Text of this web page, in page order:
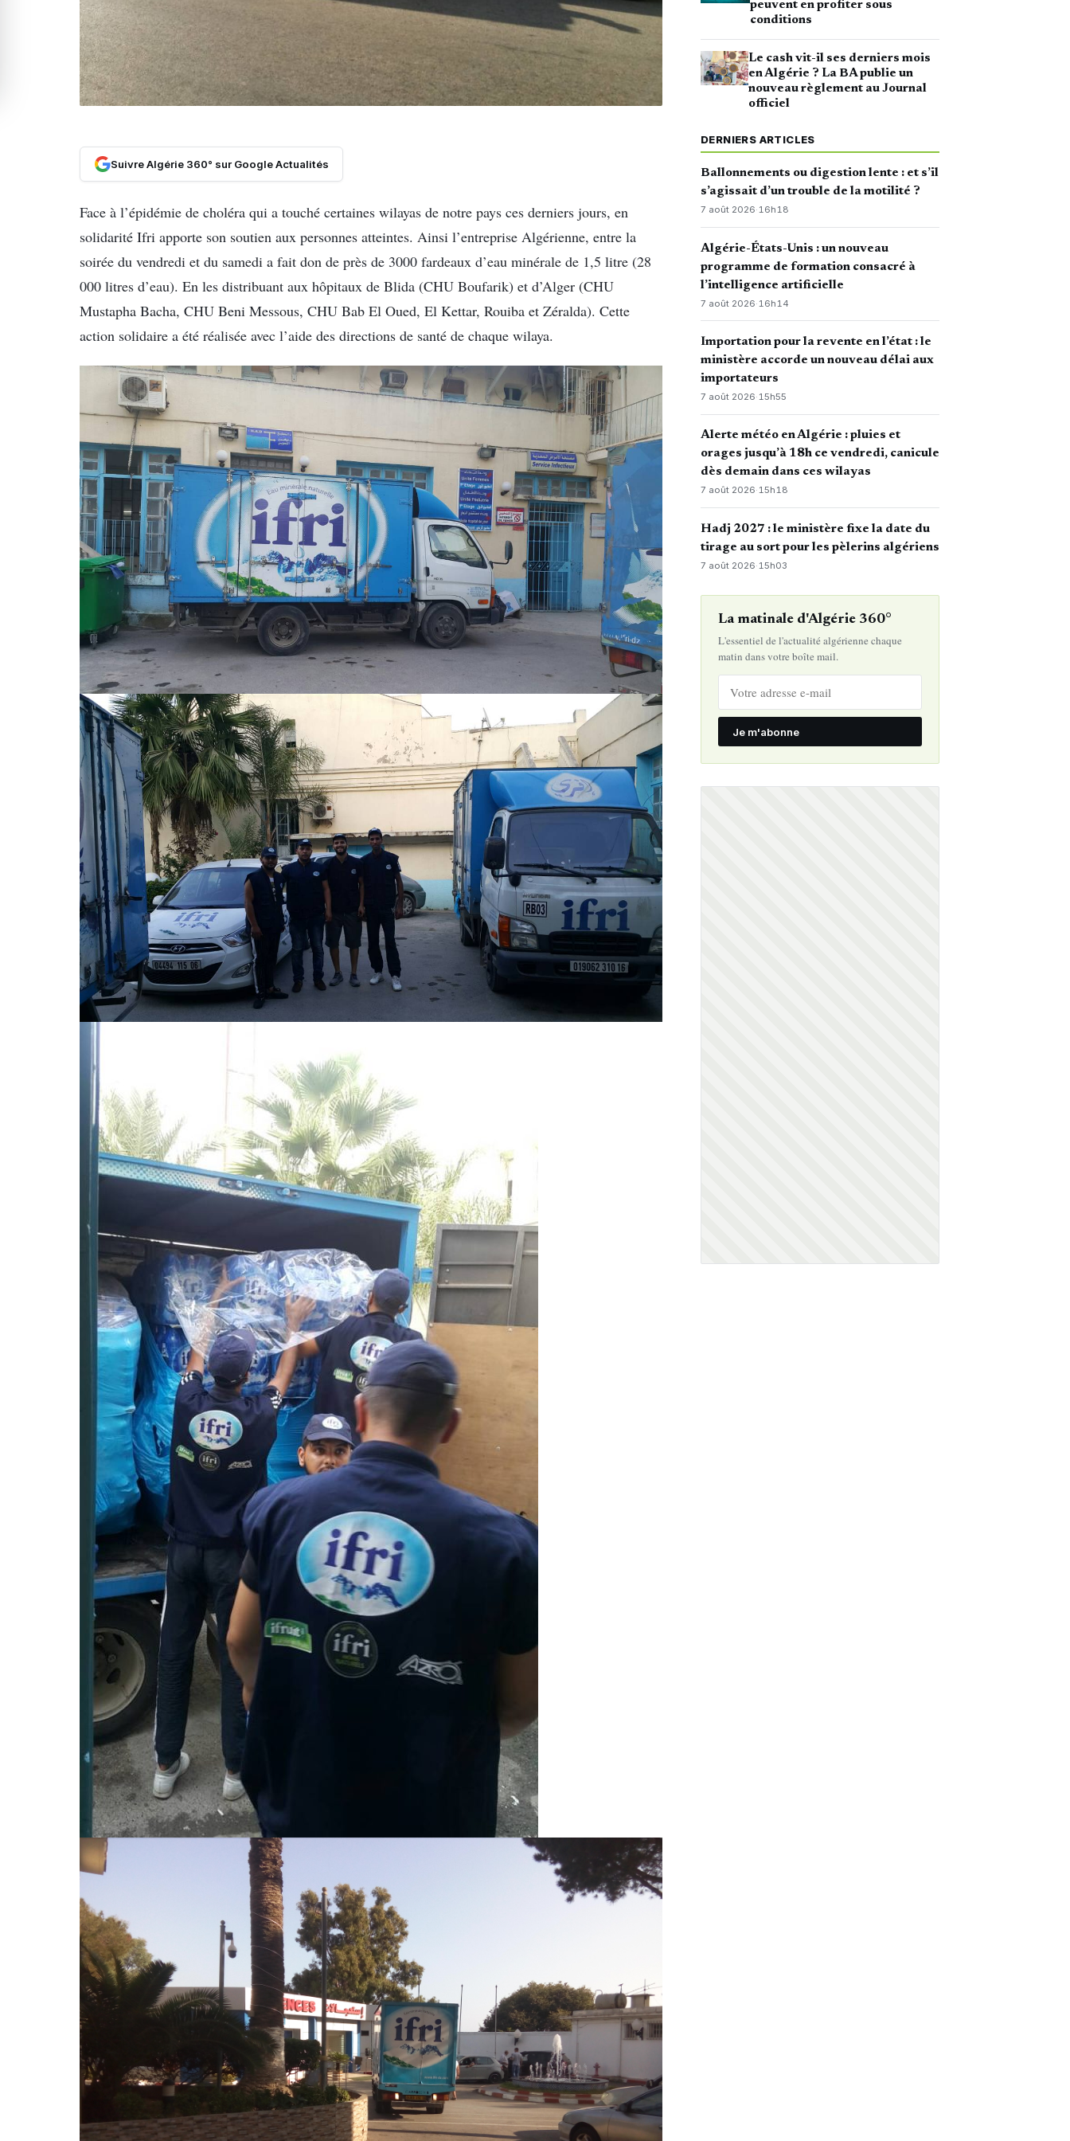
Suivre Algérie 360° sur Google Actualités
Face à l’épidémie de choléra qui a touché certaines wilayas de notre pays ces derniers jours, en
solidarité Ifri apporte son soutien aux personnes atteintes. Ainsi l’entreprise Algérienne, entre la
soirée du vendredi et du samedi a fait don de près de 3000 fardeaux d’eau minérale de 1,5 litre (28
000 litres d’eau). En les distribuant aux hôpitaux de Blida (CHU Boufarik) et d’Alger (CHU
Mustapha Bacha, CHU Beni Messous, CHU Bab El Oued, El Kettar, Rouiba et Zéralda). Cette
action solidaire a été réalisée avec l’aide des directions de santé de chaque wilaya.
peuvent en profiter sous
conditions
Le cash vit-il ses derniers mois
en Algérie ? La BA publie un
nouveau règlement au Journal
officiel
DERNIERS ARTICLES
Ballonnements ou digestion lente : et s’il
s’agissait d’un trouble de la motilité ?
7 août 2026·16h18
Algérie-États-Unis : un nouveau
programme de formation consacré à
l’intelligence artificielle
7 août 2026· 16h14
Importation pour la revente en l’état : le
ministère accorde un nouveau délai aux
importateurs
7 août 2026·15h55
Alerte météo en Algérie : pluies et
orages jusqu’à 18h ce vendredi, canicule
dès demain dans ces wilayas
7 août 2026·15h18
Hadj 2027 : le ministère fixe la date du
tirage au sort pour les pèlerins algériens
7 août 2026· 15h03
La matinale d'Algérie 360°
L'essentiel de l'actualité algérienne chaque
matin dans votre boîte mail.
Je m'abonne